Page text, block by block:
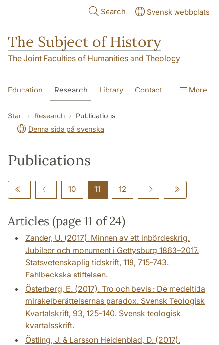
Search Svensk webbplats
The Subject of History
The Joint Faculties of Humanities and Theology
Education Research Library Contact
About us Accessibility
More
Start Research
Publications
Denna sida på svenska
Publications
10 11 12
Articles (page 11 of 24)
Zander, U. (2017). Minnen av ett inbördeskrig.
Jubileer och monument i Gettysburg 1863–2017.
Statsvetenskaplig tidskrift, 119, 715-743.
Fahlbeckska stiftelsen.
Österberg, E. (2017). Tro och bevis : De medeltida
mirakelberättelsernas paradox. Svensk Teologisk
Kvartalskrift, 93, 125-140. Svensk teologisk
kvartalsskrift.
Östling, J. & Larsson Heidenblad, D. (2017).